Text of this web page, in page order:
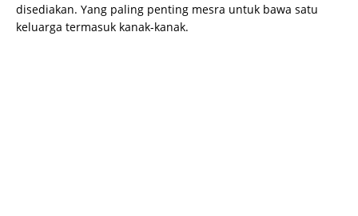
disediakan. Yang paling penting mesra untuk bawa satu
keluarga termasuk kanak-kanak.